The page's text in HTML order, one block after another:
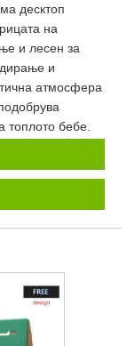
десктоп
на
и лесен за
и
атмосфера
топлото бебе.